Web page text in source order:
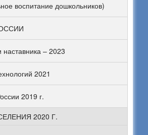
воспитание дошкольников)
наставника – 2023
2021
2019 г.
2020 Г.